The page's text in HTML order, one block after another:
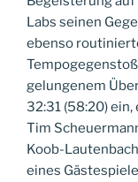
Labs seinen
ebenso
gelungenem
32:31 (58:20)
Tim
Koob-
eines